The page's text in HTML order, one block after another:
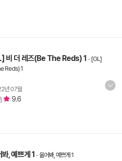
비 더 레즈(Be The Reds) 1 - [GL]
Reds) 1
년 07월
9.6
, 예쁘게 1-울어봐, 예쁘게 1